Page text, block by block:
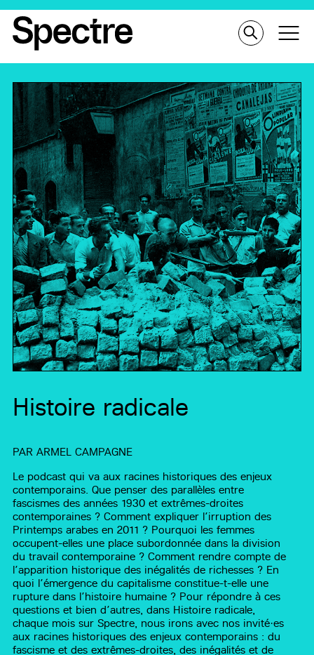
Histoire radicale
PARARMEL CAMPAGNE
Le podcast qui va aux racines historiques des enjeux
contemporains. Que penser des parallèles entre
fascismes des années 1930 et extrêmes-droites
contemporaines ? Comment expliquer l’irruption des
Printemps arabes en 2011 ? Pourquoi les femmes
occupent-elles une place subordonnée dans la division
du travail contemporaine ? Comment rendre compte de
l’apparition historique des inégalités de richesses ? En
quoi l’émergence du capitalisme constitue-t-elle une
rupture dans l’histoire humaine ? Pour répondre à ces
questions et bien d’autres, dans Histoire radicale,
chaque mois sur Spectre, nous irons avec nos invité·es
aux racines historiques des enjeux contemporains : du
fascisme et des extrêmes-droites, des inégalités et de